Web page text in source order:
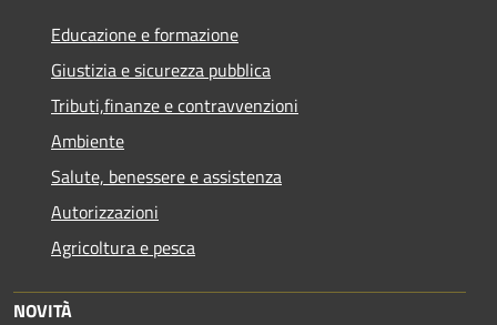
Educazione e formazione
Giustizia e sicurezza pubblica
Tributi,finanze e contravvenzioni
Ambiente
Salute, benessere e assistenza
Autorizzazioni
Agricoltura e pesca
NOVITÀ